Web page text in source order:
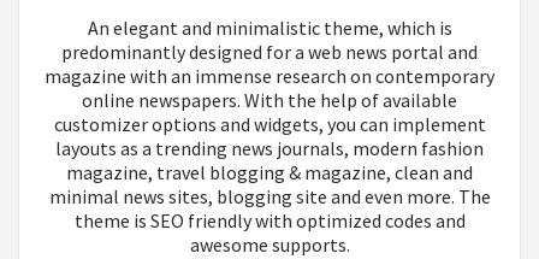
An elegant and minimalistic theme, which is
predominantly designed for a web news portal and
magazine with an immense research on contemporary
online newspapers. With the help of available
customizer options and widgets, you can implement
layouts as a trending news journals, modern fashion
magazine, travel blogging & magazine, clean and
minimal news sites, blogging site and even more. The
theme is SEO friendly with optimized codes and
awesome supports.